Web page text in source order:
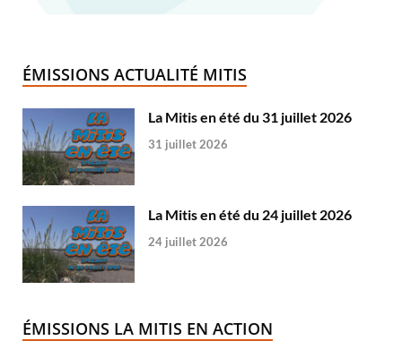
ÉMISSIONS ACTUALITÉ MITIS
La Mitis en été du 31 juillet 2026
31 juillet 2026
La Mitis en été du 24 juillet 2026
24 juillet 2026
ÉMISSIONS LA MITIS EN ACTION